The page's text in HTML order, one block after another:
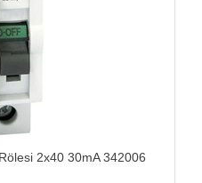
2x40 30mA 342006